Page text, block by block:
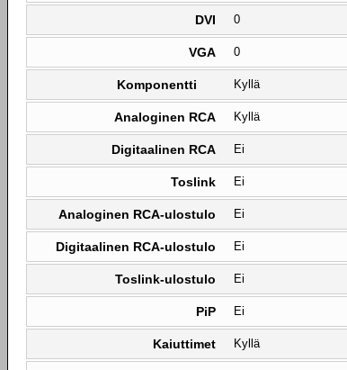
DVI 0
VGA 0
Komponentti Kyllä
Analoginen RCA Kyllä
Digitaalinen RCA Ei
Toslink Ei
Analoginen RCA-ulostulo Ei
Digitaalinen RCA-ulostulo Ei
Toslink-ulostulo Ei
PiP Ei
Kaiuttimet Kyllä